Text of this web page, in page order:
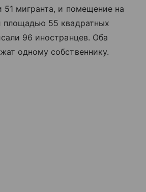
51 мигранта, и помещение на
площадью 55 квадратных
96 иностранцев. Оба
одному собственнику.